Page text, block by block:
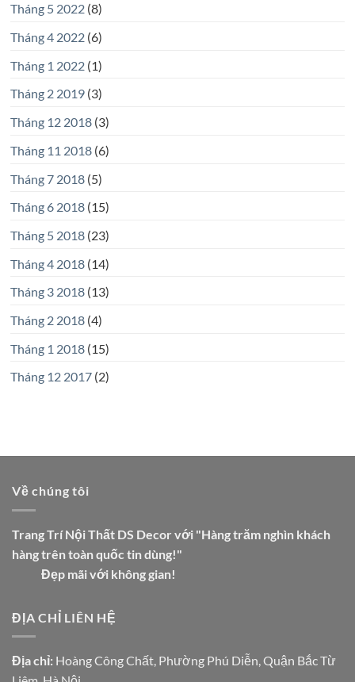
Tháng 5 2022(8)
Tháng 4 2022(6)
Tháng 1 2022(1)
Tháng 2 2019(3)
Tháng 12 2018(3)
Tháng 11 2018(6)
Tháng 7 2018(5)
Tháng 6 2018(15)
Tháng 5 2018(23)
Tháng 4 2018(14)
Tháng 3 2018(13)
Tháng 2 2018(4)
Tháng 1 2018(15)
Tháng 12 2017(2)
Về chúng tôi
Trang Trí Nội Thất DS Decor với "Hàng trăm nghìn khách
hàng trên toàn quốc tin dùng!"
Đẹp mãi với không gian!
ĐỊA CHỈ LIÊN HỆ
Địa chỉ: Hoàng Công Chất, Phường Phú Diễn, Quận Bắc Từ